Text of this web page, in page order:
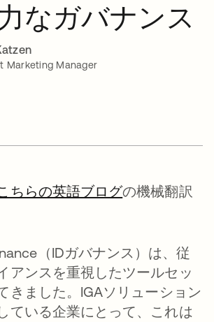
なガバナンス
Marketing Manager
ちらの英語ブログの機械翻訳
（IDガバナンス）は、従
アンスを重視したツールセッ
きました。IGAソリューション
ている企業にとって、これは